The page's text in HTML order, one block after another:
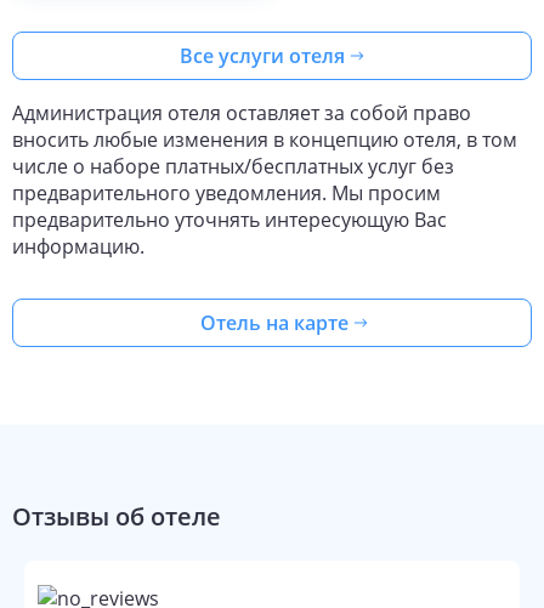
Все услуги отеля
Администрация отеля оставляет за собой право
вносить любые изменения в концепцию отеля, в том
числе о наборе платных/бесплатных услуг без
предварительного уведомления. Мы просим
предварительно уточнять интересующую Вас
информацию.
Отель на карте
Отзывы об отеле